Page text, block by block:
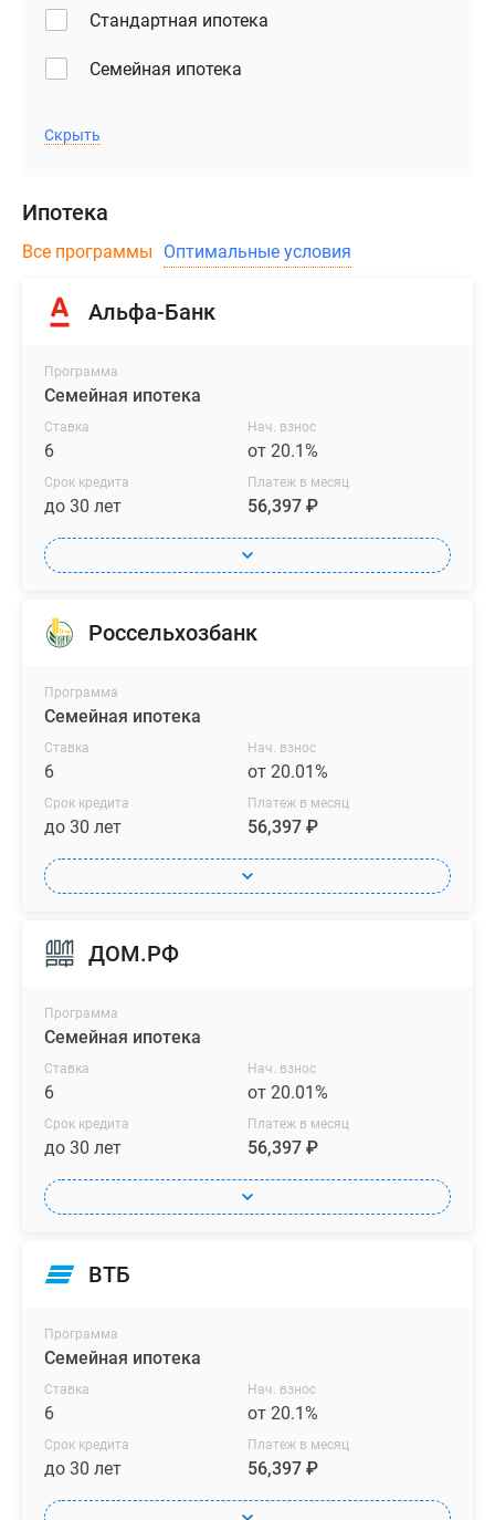
Стандартная ипотека
Семейная ипотека
Скрыть
Ипотека
Все программы Оптимальные условия
Альфа-Банк
Программа
Семейная ипотека
Ставка
6
Нач. взнос
от 20.1%
Срок кредита
до 30 лет
Платеж в месяц
56,397 ₽
Россельхозбанк
Программа
Семейная ипотека
Ставка
6
Нач. взнос
от 20.01%
Срок кредита
до 30 лет
Платеж в месяц
56,397 ₽
ДОМ.РФ
Программа
Семейная ипотека
Ставка
6
Нач. взнос
от 20.01%
Срок кредита
до 30 лет
Платеж в месяц
56,397 ₽
ВТБ
Программа
Семейная ипотека
Ставка
6
Нач. взнос
от 20.1%
Срок кредита
до 30 лет
Платеж в месяц
56,397 ₽